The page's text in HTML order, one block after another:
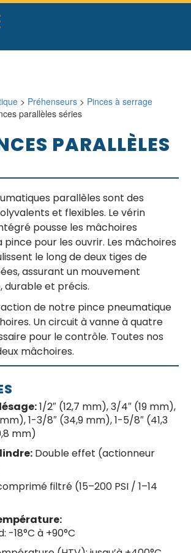
> Préhenseurs > Pinces à serrage
parallèles séries
PARALLÈLES
parallèles sont des
et flexibles. Le vérin
pousse les mâchoires
pince pour les ouvrir. Les mâchoires
le long de deux tiges de
assurant un mouvement
durable et précis.
de notre pince pneumatique
Un circuit à vanne à quatre
pour le contrôle. Toutes nos
mâchoires.
1/2″ (12,7 mm), 3/4″ (19 mm),
1-3/8″ (34,9 mm), 1-5/8″ (41,3
mm)
Double effet (actionneur
filtré (15–200 PSI / 1–14
-18°C à +90°C